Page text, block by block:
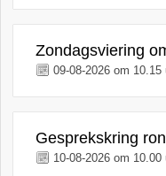
Zondagsviering
09-08-2026 om
Gesprekskring
10-08-2026 om